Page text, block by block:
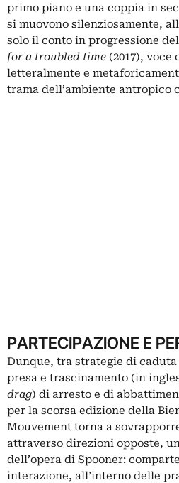
primo piano e una coppia in
si muovono silenziosamente,
solo il conto in progressione
for a troubled time (2017), voce
letteralmente e
trama dell’ambiente antropico
PARTECIPAZIONE E
Dunque, tra strategie di
presa e trascinamento (in
drag) di arresto e di
per la scorsa edizione della
Mouvement torna a
attraverso direzioni opposte,
dell’opera di Spooner:
interazione, all’interno delle